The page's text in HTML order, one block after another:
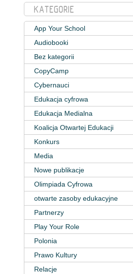
KATEGORIE
App Your School
Audiobooki
Bez kategorii
CopyCamp
Cybernauci
Edukacja cyfrowa
Edukacja Medialna
Koalicja Otwartej Edukacji
Konkurs
Media
Nowe publikacje
Olimpiada Cyfrowa
otwarte zasoby edukacyjne
Partnerzy
Play Your Role
Polonia
Prawo Kultury
Relacje